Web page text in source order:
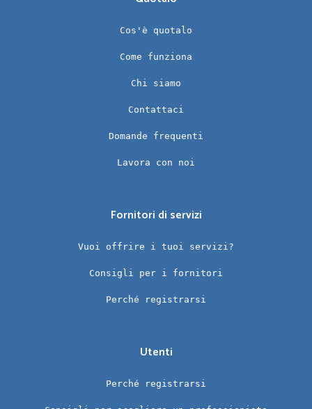
Cos'è quotalo
Come funziona
Chi siamo
Contattaci
Domande frequenti
Lavora con noi
Fornitori di servizi
Vuoi offrire i tuoi servizi?
Consigli per i fornitori
Perché registrarsi
Utenti
Perché registrarsi